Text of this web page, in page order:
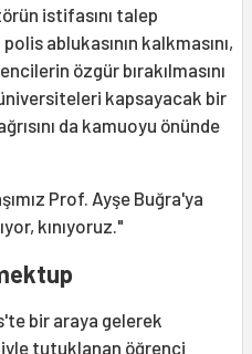
istifasını talep
ablukasının kalkmasını,
özgür bırakılmasını
kapsayacak bir
da kamuoyu önünde
Prof. Ayşe Buğra'ya
kınıyoruz."
bir araya gelerek
tutuklanan öğrenci